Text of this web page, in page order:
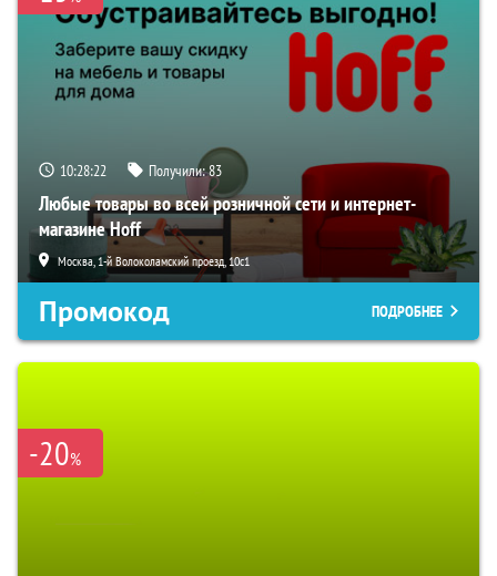
10:28:21 Получили:83
Любые товары во всей розничной сети и интернет-
магазине Hoff
Москва, 1-й Волоколамский проезд, 10с1
Промокод ПОДРОБНЕЕ
-20%